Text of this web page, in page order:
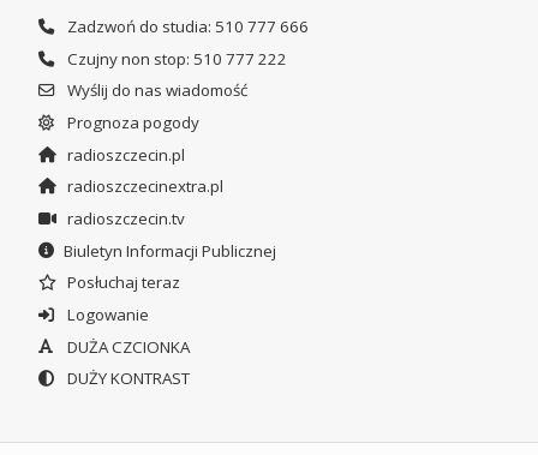
Zadzwoń do studia: 510 777 666
Czujny non stop: 510 777 222
Wyślij do nas wiadomość
Prognoza pogody
radioszczecin.pl
radioszczecinextra.pl
radioszczecin.tv
Biuletyn Informacji Publicznej
Posłuchaj teraz
Logowanie
DUŻA CZCIONKA
DUŻY KONTRAST